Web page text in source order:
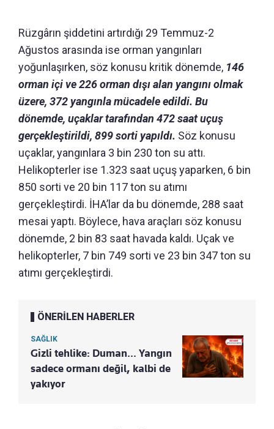
Rüzgârın şiddetini artırdığı 29 Temmuz-2
Ağustos arasında ise orman yangınları
yoğunlaşırken, söz konusu kritik dönemde, 146
orman içi ve 226 orman dışı alan yangını olmak
üzere, 372 yangınla mücadele edildi. Bu
dönemde, uçaklar tarafından 472 saat uçuş
gerçekleştirildi, 899 sorti yapıldı. Söz konusu
uçaklar, yangınlara 3 bin 230 ton su attı.
Helikopterler ise 1.323 saat uçuş yaparken, 6 bin
850 sorti ve 20 bin 117 ton su atımı
gerçekleştirdi. İHA’lar da bu dönemde, 288 saat
mesai yaptı. Böylece, hava araçları söz konusu
dönemde, 2 bin 83 saat havada kaldı. Uçak ve
helikopterler, 7 bin 749 sorti ve 23 bin 347 ton su
atımı gerçekleştirdi.
ÖNERİLEN HABERLER
SAĞLIK
Gizli tehlike: Duman... Yangın
sadece ormanı değil, kalbi de
yakıyor